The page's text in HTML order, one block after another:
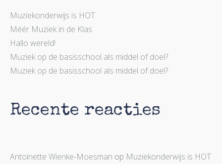
Muziekonderwijs is HOT
Méér Muziek in de Klas
Hallo wereld!
Muziek op de basisschool als middel of doel?
Muziek op de basisschool als middel of doel?
Recente reacties
Antoinette Wienke-Moesman op Muziekonderwijs is HOT